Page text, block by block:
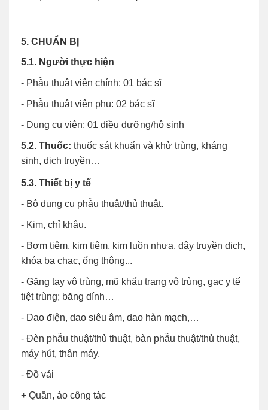
5. CHUẨN BỊ
5.1. Người thực hiện
- Phẫu thuật viên chính: 01 bác sĩ
- Phẫu thuật viên phụ: 02 bác sĩ
- Dụng cụ viên: 01 điều dưỡng/hộ sinh
5.2. Thuốc: thuốc sát khuẩn và khử trùng, kháng
sinh, dịch truyền…
5.3. Thiết bị y tế
- Bộ dụng cụ phẫu thuật/thủ thuật.
- Kim, chỉ khâu.
- Bơm tiêm, kim tiêm, kim luồn nhựa, dây truyền dịch,
khóa ba chạc, ống thông...
- Găng tay vô trùng, mũ khẩu trang vô trùng, gạc y tế
tiệt trùng; băng dính…
- Dao điện, dao siêu âm, dao hàn mạch,…
- Đèn phẫu thuật/thủ thuật, bàn phẫu thuật/thủ thuật,
máy hút, thân máy.
- Đồ vải
+ Quần, áo công tác